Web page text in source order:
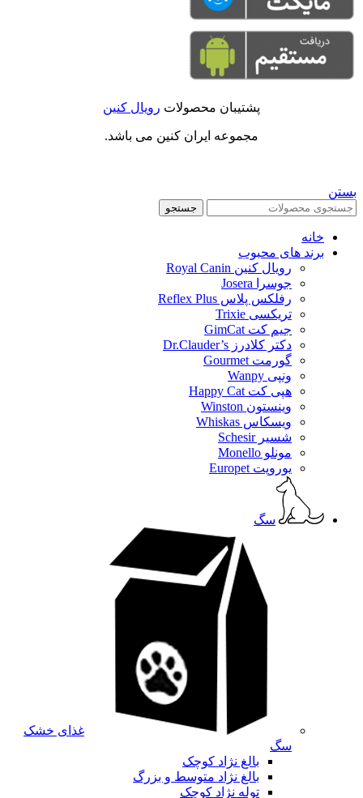
پشتیبان محصولات رویال کنین
مجموعه ایران کنین می باشد.
بستن
جستجو
خانه
برند های محبوب
رویال کنین Royal Canin
جوسرا Josera
رفلکس پلاس Reflex Plus
تریکسی Trixie
جیم کت GimCat
دکتر کلادرز Dr.Clauder’s
گورمت Gourmet
ونپی Wanpy
هپی کت Happy Cat
وینستون Winston
ویسکاس Whiskas
شسیر Schesir
مونلو Monello
یوروپت Europet
سگ
غذای خشک
سگ
بالغ نژاد کوچک
بالغ نژاد متوسط و بزرگ
توله نژاد کوچک